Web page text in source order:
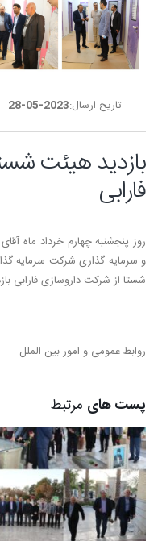
تاریخ ارسال:2023-05-28
بازدید هیئت
فارابی
روز پنجشنبه چهارم خرداد ماه
و سرمایه گذاری شرکت سرمایه
شستا از شرکت داروسازی فارابی
روابط عمومی و امور بین الملل
پست های مرتبط